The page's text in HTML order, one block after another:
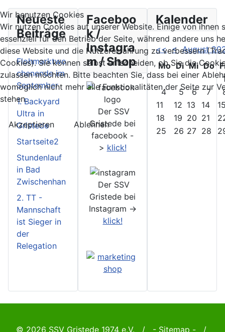
Neueste
Beiträge
Flohmarktwo
chenende im
September
1. Backyard
Ultra in
Gristede
Startseite2
Stundenlauf
in Bad
Zwischenhan
2. TT -
Mannschaft
ist Sieger in
der
Relegation
Faceboo
k /
Instagra
m / Shop
Der SSV
Gristede bei
facebook -
> klick!
Der SSV
Gristede bei
Instagram ->
klick!
Kalender
<< < August
MoDiMiDo
4
5 6 7
11
12 13 14
18
19 20 21
25
26 27 28
© 2026 SSV Gristede 1974 e.V. / - Sitemap - /
Wir benutzen Cookies
Wir nutzen Cookies auf unserer Website. Einige von ihnen
essenziell für den Betrieb der Seite, während andere uns
diese Website und die Nutzererfahrung zu verbessern
Cookies). Sie können selbst entscheiden, ob Sie die
zulassen möchten. Bitte beachten Sie, dass bei einer
womöglich nicht mehr alle Funktionalitäten der Seite zur
stehen.
Akzeptieren Ablehnen